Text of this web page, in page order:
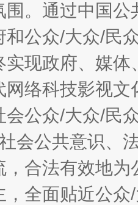
谢
今
围。通过中国
和公众/大众/民
实现政府、媒
网络科技影视
会公众/大众/民
会公共意识、
，合法有效地
，全面贴近公